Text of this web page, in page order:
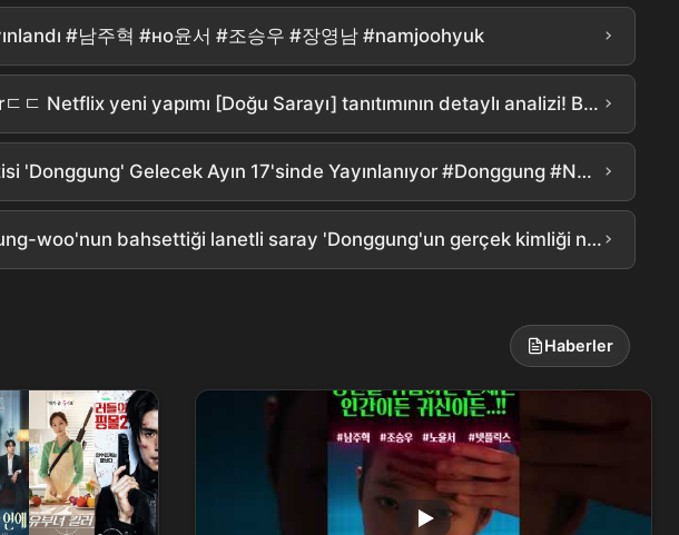
#남주혁 #но윤서 #조승우 #장영남 #namjoohyuk ›
[Doğu Sarayı] Cho Seung-woo x Nam Joo-hyuk ortalığı yıktı.. Tüyler ürpertici detaylarㄷㄷ Netflix yeni yapımı [Doğu Sarayı] tanıtımının detaylı analizi! Bunda ilginç olan her şey var, değil mi??? #the east palace #netflix ›
Nam Joo-hyuk, Roh Yoon-seo, Cho Seung-woo: Efsane Kadro! Netflix Okült Tarihi Dizisi 'Donggung' Gelecek Ayın 17'sinde Yayınlanıyor #Donggung #Netflix #NamJooHyuk #RohYoonSeo #ChoSeungWoo ›
"Bir kez girdiğinde, ancak ölümle çıkarsın."...Nam Joo-hyuk X Roh Yoon-seo ve Jo Seung-woo'nun bahsettiği lanetli saray 'Donggung'un gerçek kimliği nedir? ›
Haberler